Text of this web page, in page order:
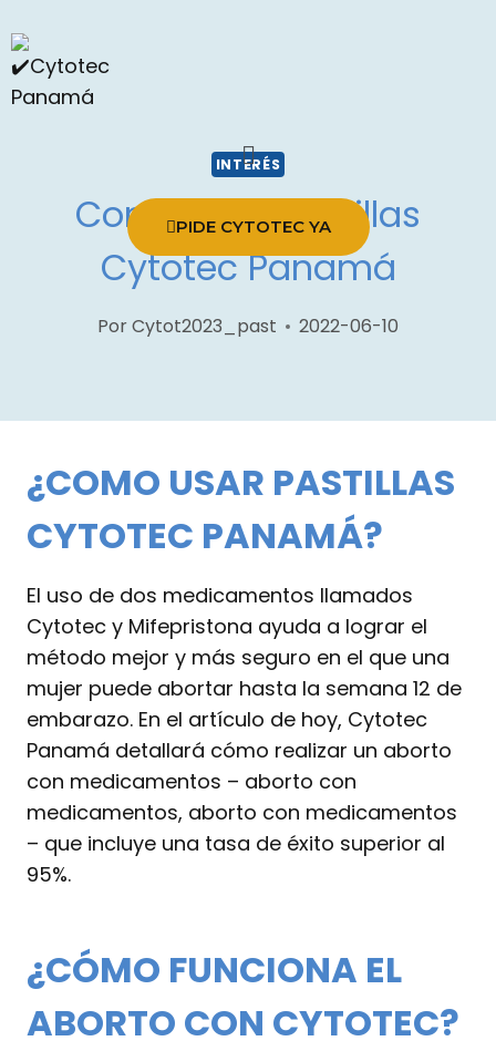
PIDE CYTOTEC YA
INTERÉS
Como usar Pastillas
Cytotec Panamá
PorCytot2023_past 2022-06-10
¿COMO USAR PASTILLAS
CYTOTEC PANAMÁ?
El uso de dos medicamentos llamados
Cytotec y Mifepristona ayuda a lograr el
método mejor y más seguro en el que una
mujer puede abortar hasta la semana 12 de
embarazo. En el artículo de hoy, Cytotec
Panamá detallará cómo realizar un aborto
con medicamentos – aborto con
medicamentos, aborto con medicamentos
– que incluye una tasa de éxito superior al
95%.
¿CÓMO FUNCIONA EL
ABORTO CON CYTOTEC?